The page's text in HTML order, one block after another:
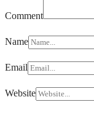
Comment
Name
Email
Website